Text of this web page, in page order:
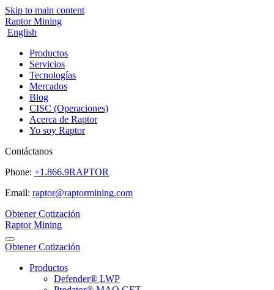
Skip to main content
Raptor Mining
English
Productos
Servicios
Tecnologías
Mercados
Blog
CISC (Operaciones)
Acerca de Raptor
Yo soy Raptor
Contáctanos
Phone: +1.866.9RAPTOR
Email: raptor@raptormining.com
Obtener Cotización
Raptor Mining
Obtener Cotización
Productos
Defender® LWP